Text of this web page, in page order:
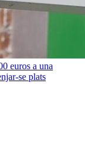
euros a una
se plats